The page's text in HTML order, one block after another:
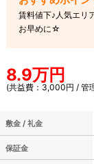
賃料値下♪人気エリ
お早めに☆
8.9万円
(共益費：3,000円 / 管
敷金 / 礼金
保証金